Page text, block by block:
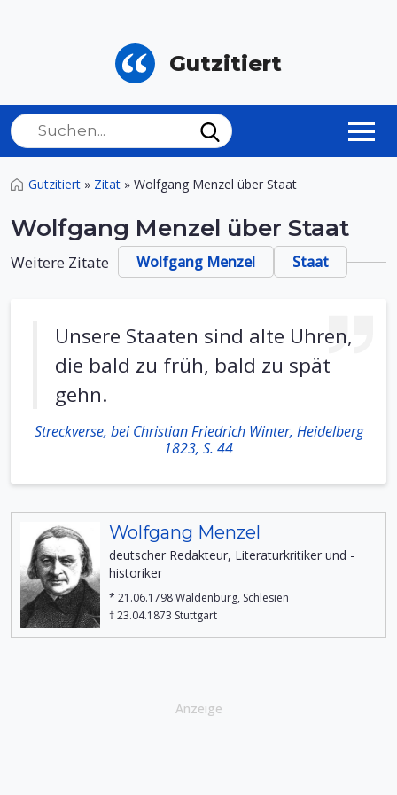
Gutzitiert
Gutzitiert » Zitat » Wolfgang Menzel über Staat
Wolfgang Menzel über Staat
Weitere Zitate Wolfgang Menzel Staat
Unsere Staaten sind alte Uhren,
die bald zu früh, bald zu spät
gehn.
Streckverse, bei Christian Friedrich Winter, Heidelberg
1823, S. 44
Wolfgang Menzel
deutscher Redakteur, Literaturkritiker und -
historiker
* 21.06.1798 Waldenburg, Schlesien
† 23.04.1873 Stuttgart
Anzeige